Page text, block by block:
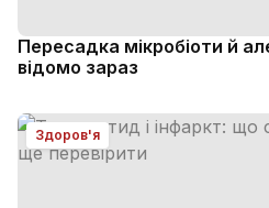
Пересадка мікробіоти й
відомо зараз
Здоров'я